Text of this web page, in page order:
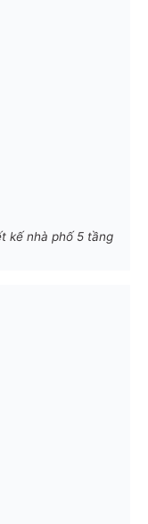
kế nhà phố 5 tầng